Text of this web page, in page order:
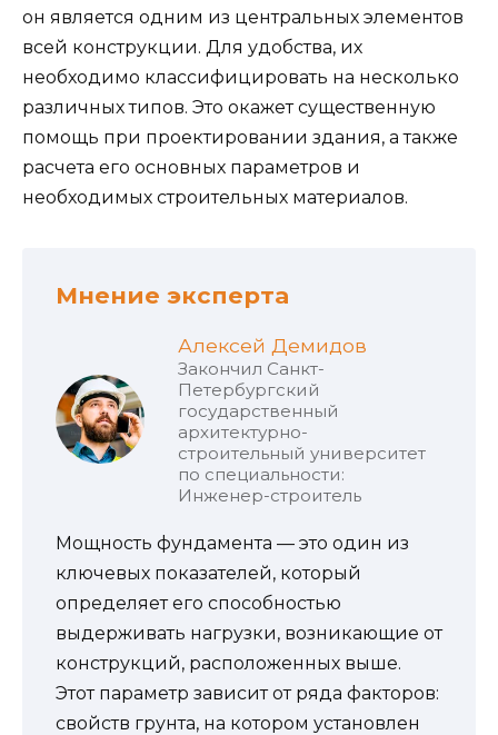
он является одним из центральных элементов
всей конструкции. Для удобства, их
необходимо классифицировать на несколько
различных типов. Это окажет существенную
помощь при проектировании здания, а также
расчета его основных параметров и
необходимых строительных материалов.
Мнение эксперта
Алексей Демидов
Закончил Санкт-
Петербургский
государственный
архитектурно-
строительный университет
по специальности:
Инженер-строитель
Мощность фундамента — это один из
ключевых показателей, который
определяет его способностью
выдерживать нагрузки, возникающие от
конструкций, расположенных выше.
Этот параметр зависит от ряда факторов:
свойств грунта, на котором установлен